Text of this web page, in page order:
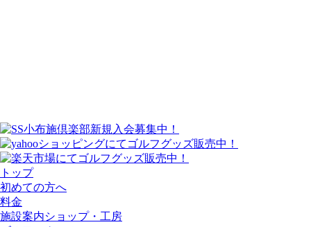
トップ
初めての方へ
料金
施設案内ショップ・工房